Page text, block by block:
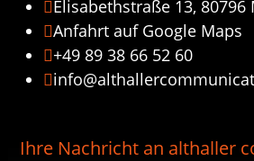
Elisabethstraße 13, 80796
Anfahrt auf Google Maps
+49 89 38 66 52 60

Ihre Nachricht an althaller